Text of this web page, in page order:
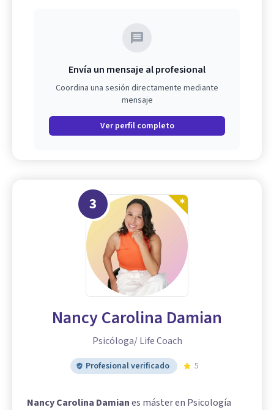
Envía un mensaje al profesional
Coordina una sesión directamente mediante
mensaje
Ver perfil completo
3
Nancy Carolina Damian
Psicóloga/ Life Coach
Profesional verificado 5
Nancy Carolina Damianes máster en Psicología